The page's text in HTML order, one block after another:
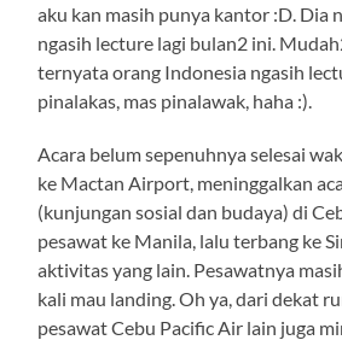
aku kan masih punya kantor :D. Dia
ngasih lecture lagi bulan2 ini.
ternyata orang Indonesia ngasih
pinalakas, mas pinalawak, haha :).
Acara belum sepenuhnya selesai
ke Mactan Airport, meninggalkan
(kunjungan sosial dan budaya) di
pesawat ke Manila, lalu terbang ke
aktivitas yang lain. Pesawatnya
kali mau landing. Oh ya, dari dekat
pesawat Cebu Pacific Air lain juga